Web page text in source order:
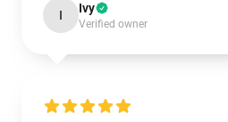
I Ivy
Verified owner